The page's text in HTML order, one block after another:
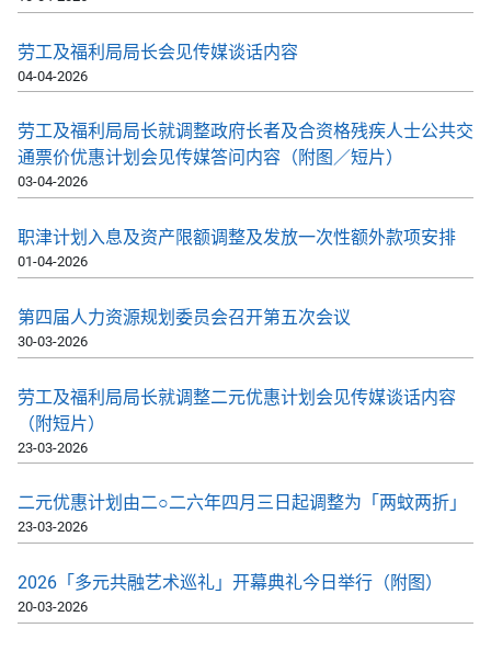
劳工及福利局局长会见传媒谈话内容
04-04-2026
劳工及福利局局长就调整政府长者及合资格残疾人士公共交
通票价优惠计划会见传媒答问内容（附图／短片）
03-04-2026
职津计划入息及资产限额调整及发放一次性额外款项安排
01-04-2026
第四届人力资源规划委员会召开第五次会议
30-03-2026
劳工及福利局局长就调整二元优惠计划会见传媒谈话内容
（附短片）
23-03-2026
二元优惠计划由二○二六年四月三日起调整为「两蚊两折」
23-03-2026
2026「多元共融艺术巡礼」开幕典礼今日举行（附图）
20-03-2026